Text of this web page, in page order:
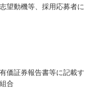
望動機等、採用応募者に
価証券報告書等に記載す
合